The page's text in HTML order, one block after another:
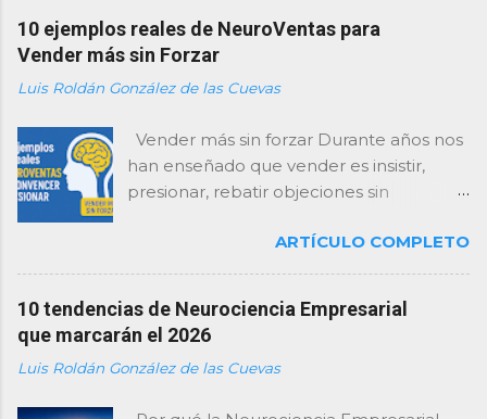
r
u
c
m
e
n
t
o
10 ejemplos reales de NeuroVentas para
Vender más sin Forzar
Luis Roldán González de las Cuevas
Vender más sin forzar Durante años nos
han enseñado que vender es insistir,
presionar, rebatir objeciones sin
consultor, te lo digo con total claridad:
esa forma de vender está agotada… y el
cerebro del cliente la rechaza . Hoy, las
empresas que mejor venden no son las
que presionan más, sino las que
entienden mejor cómo decide el
ARTÍCULO COMPLETO
10 tendencias de Neurociencia Empresarial
que marcarán el 2026
Luis Roldán González de las Cuevas